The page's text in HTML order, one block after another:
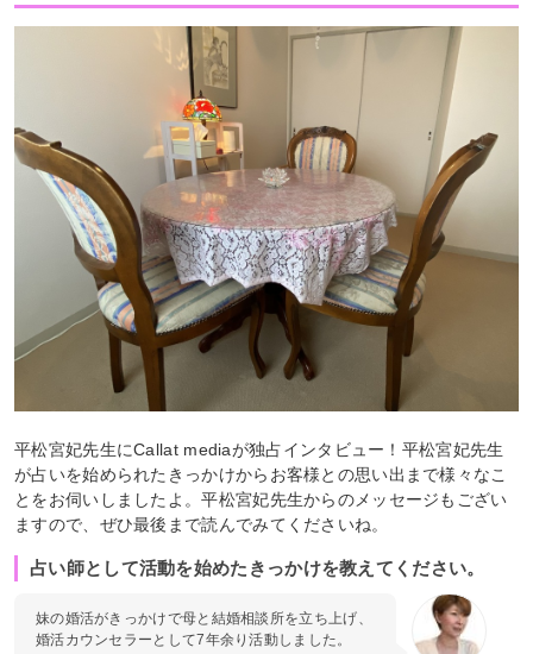
平松宮妃先生にCallat mediaが独占インタビュー！平松宮妃先生
が占いを始められたきっかけからお客様との思い出まで様々なこ
とをお伺いしましたよ。平松宮妃先生からのメッセージもござい
ますので、ぜひ最後まで読んでみてくださいね。
占い師として活動を始めたきっかけを教えてください。
妹の婚活がきっかけで母と結婚相談所を立ち上げ、
婚活カウンセラーとして7年余り活動しました。